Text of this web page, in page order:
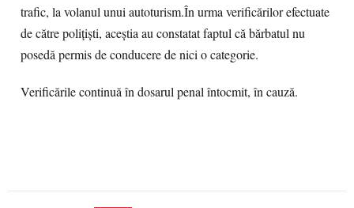
trafic, la volanul unui autoturism.În urma verificărilor efectuate
de către polițiști, aceștia au constatat faptul că bărbatul nu
posedă permis de conducere de nici o categorie.
Verificările continuă în dosarul penal întocmit, în cauză.